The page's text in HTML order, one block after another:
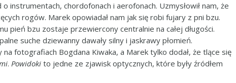
instrumentach, chordofonach i aerofonach. Uzmysłowił nam, że
rogów. Marek opowiadał nam jak się robi fujary z pni bzu.
pień bzu zostaje przewiercony centralnie na całej długości.
suche dziewanny dawały silny i jaskrawy płomień.
fotografiach Bogdana Kiwaka, a Marek tylko dodał, że tlące się
. Powidoki to jedne ze zjawisk optycznych, które były źródłem